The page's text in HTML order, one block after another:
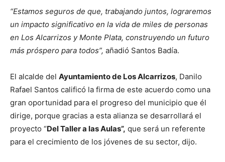
“Estamos seguros de que, trabajando juntos, lograremos
un impacto significativo en la vida de miles de personas
en Los Alcarrizos y Monte Plata, construyendo un futuro
más próspero para todos”, añadió Santos Badía.
El alcalde del Ayuntamiento de Los Alcarrizos, Danilo
Rafael Santos calificó la firma de este acuerdo como una
gran oportunidad para el progreso del municipio que él
dirige, porque gracias a esta alianza se desarrollará el
proyecto “Del Taller a las Aulas”, que será un referente
para el crecimiento de los jóvenes de su sector, dijo.